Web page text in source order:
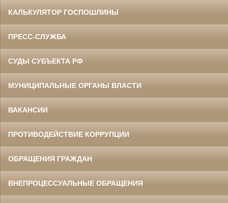
КАЛЬКУЛЯТОР ГОСПОШЛИНЫ
ПРЕСС-СЛУЖБА
СУДЫ СУБЪЕКТА РФ
МУНИЦИПАЛЬНЫЕ ОРГАНЫ ВЛАСТИ
ВАКАНСИИ
ПРОТИВОДЕЙСТВИЕ КОРРУПЦИИ
ОБРАЩЕНИЯ ГРАЖДАН
ВНЕПРОЦЕССУАЛЬНЫЕ ОБРАЩЕНИЯ